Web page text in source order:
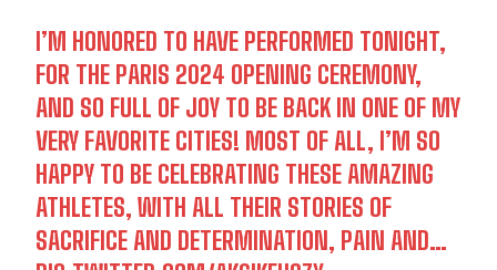
I’M HONORED TO HAVE PERFORMED TONIGHT,
FOR THE PARIS 2024 OPENING CEREMONY,
AND SO FULL OF JOY TO BE BACK IN ONE OF MY
VERY FAVORITE CITIES! MOST OF ALL, I’M SO
HAPPY TO BE CELEBRATING THESE AMAZING
ATHLETES, WITH ALL THEIR STORIES OF
SACRIFICE AND DETERMINATION, PAIN AND…